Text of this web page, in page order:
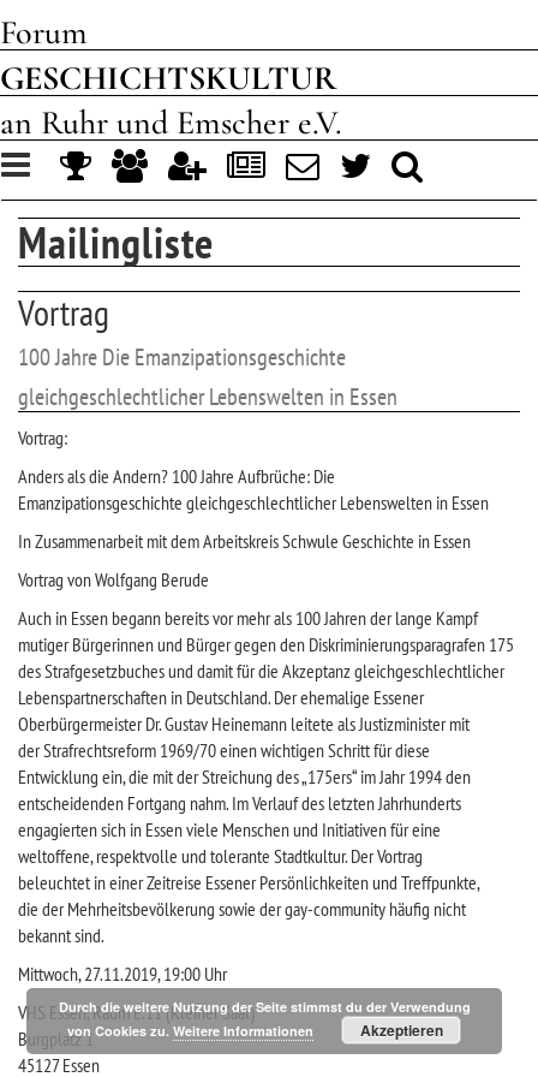
Forum
GESCHICHTSKULTUR
an Ruhr und Emscher e.V.
Toggle
navigation
Mailingliste
Vortrag
100 Jahre Die Emanzipationsgeschichte
gleichgeschlechtlicher Lebenswelten in Essen
Vortrag:
Anders als die Andern? 100 Jahre Aufbrüche: Die
Emanzipationsgeschichte gleichgeschlechtlicher Lebenswelten in Essen
In Zusammenarbeit mit dem Arbeitskreis Schwule Geschichte in Essen
Vortrag von Wolfgang Berude
Auch in Essen begann bereits vor mehr als 100 Jahren der lange Kampf
mutiger Bürgerinnen und Bürger gegen den Diskriminierungsparagrafen 175
des Strafgesetzbuches und damit für die Akzeptanz gleichgeschlechtlicher
Lebenspartnerschaften in Deutschland. Der ehemalige Essener
Oberbürgermeister Dr. Gustav Heinemann leitete als Justizminister mit
der Strafrechtsreform 1969/70 einen wichtigen Schritt für diese
Entwicklung ein, die mit der Streichung des „175ers“ im Jahr 1994 den
entscheidenden Fortgang nahm. Im Verlauf des letzten Jahrhunderts
engagierten sich in Essen viele Menschen und Initiativen für eine
weltoffene, respektvolle und tolerante Stadtkultur. Der Vortrag
beleuchtet in einer Zeitreise Essener Persönlichkeiten und Treffpunkte,
die der Mehrheitsbevölkerung sowie der gay-community häufig nicht
bekannt sind.
Mittwoch, 27.11.2019, 19:00 Uhr
VHS Essen, Raum E.11 (Kleiner Saal)
Burgplatz 1
45127 Essen
Durch die weitere Nutzung der Seite stimmst du der Verwendung
von Cookies zu.Weitere Informationen Akzeptieren